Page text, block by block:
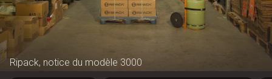
Ripack, notice du modèle 3000